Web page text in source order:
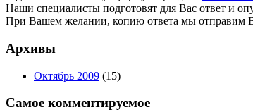
Наши специалисты подготовят для Вас ответ и
При Вашем желании, копию ответа мы отправим
Архивы
Октябрь 2009 (15)
Самое комментируемое